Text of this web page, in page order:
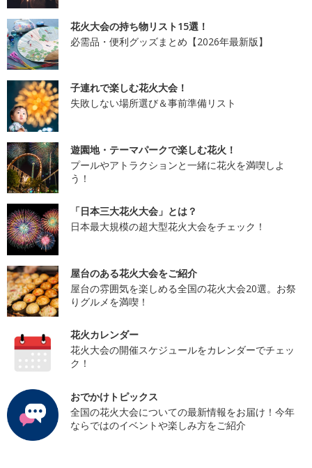
花火大会の持ち物リスト15選！
必需品・便利グッズまとめ【2026年最新版】
子連れで楽しむ花火大会！
失敗しない場所選び＆事前準備リスト
遊園地・テーマパークで楽しむ花火！
プールやアトラクションと一緒に花火を満喫しよ
う！
「日本三大花火大会」とは？
日本最大規模の超大型花火大会をチェック！
屋台のある花火大会をご紹介
屋台の雰囲気を楽しめる全国の花火大会20選。お祭
りグルメを満喫！
花火カレンダー
花火大会の開催スケジュールをカレンダーでチェッ
ク！
おでかけトピックス
全国の花火大会についての最新情報をお届け！今年
ならではのイベントや楽しみ方をご紹介